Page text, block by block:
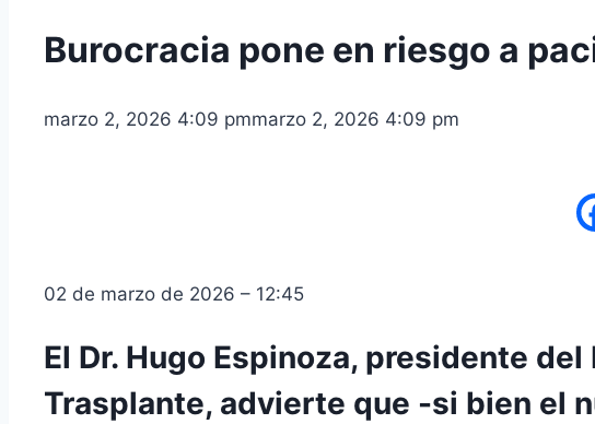
Burocracia pone en riesgo a
marzo 2, 2026 4:09 pmmarzo 2, 2026 4:09 pm
02 de marzo de 2026 – 12:45
El Dr. Hugo Espinoza, presidente
Trasplante, advierte que -si bien el